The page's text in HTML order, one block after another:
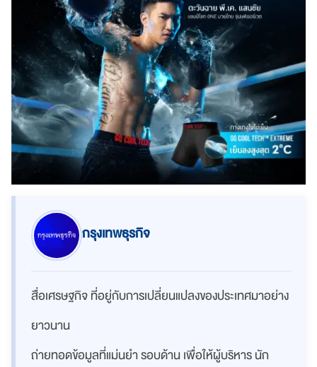
กรุงเทพธุรกิจ
สื่อเศรษฐกิจ ที่อยู่กับการเปลี่ยนแปลงของประเทศมาอย่าง
ยาวนาน
ถ่ายทอดข้อมูลที่แม่นยำ รอบด้าน เพื่อให้ผู้บริหาร นัก